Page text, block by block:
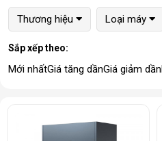
Thương hiệu Loại máy
Sắp xếp theo:
Mới nhấtGiá tăng dầnGiá giảm dần